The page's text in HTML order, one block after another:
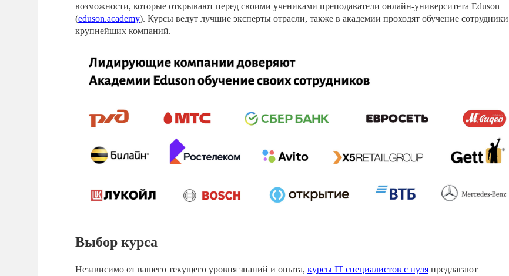
возможности, которые открывают перед своими учениками преподаватели онлайн-университета Eduson
(eduson.academy). Курсы ведут лучшие эксперты отрасли, также в академии проходят обучение сотрудники
крупнейших компаний.
Выбор курса
Независимо от вашего текущего уровня знаний и опыта, курсы IT специалистов с нуля предлагают